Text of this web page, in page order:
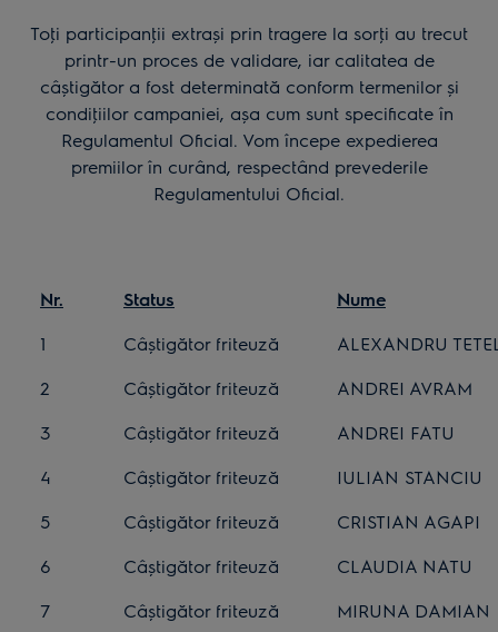
Toţi participanţii extrași prin tragere la sorţi au trecut
printr-un proces de validare, iar calitatea de
câștigător a fost determinată conform termenilor și
condiţiilor campaniei, așa cum sunt specificate în
Regulamentul Oficial. Vom începe expedierea
premiilor în curând, respectând prevederile
Regulamentului Oficial.
Nr. Status
Nume
1
Câștigător friteuză
ALEXANDRU
2
Câștigător friteuză
ANDREI AVRAM
3
Câștigător friteuză
ANDREI FATU
4
Câștigător friteuză
IULIAN STANCIU
5
Câștigător friteuză
CRISTIAN AGAPI
6
Câștigător friteuză
CLAUDIA NATU
7
Câștigător friteuză MIRUNA DAMIAN